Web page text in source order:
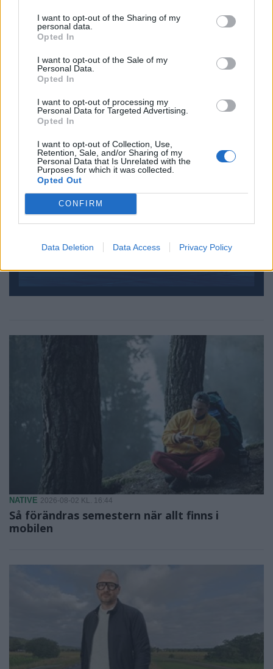
I want to opt-out of the Sharing of my
personal data.
Opted In
I want to opt-out of the Sale of my
Personal Data.
Opted In
I want to opt-out of processing my
Personal Data for Targeted Advertising.
Opted In
I want to opt-out of Collection, Use,
Retention, Sale, and/or Sharing of my
Personal Data that Is Unrelated with the
Purposes for which it was collected.
Opted Out
CONFIRM
Data Deletion Data Access Privacy Policy
PERSONPORTRÄTT 2026-08-04 KL.
efter ett liv i
terrorns närhet:
hem"
Långintervju med
Ranstorp
MAT & DRYCK 2026-08-03 KL. 06:00
Jukkasjärvi till
biodynamiska vinrankor – vi
NATIVE 2026-08-02 KL. 16:44
Så förändras semestern när allt finns i
mobilen